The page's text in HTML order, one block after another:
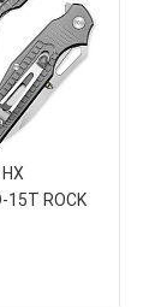
15T ROCK